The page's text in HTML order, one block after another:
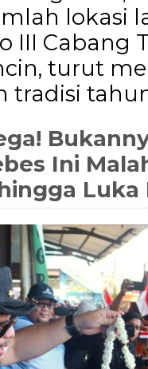
lokasi
III Cabang
turut
tradisi
Ini
Luka